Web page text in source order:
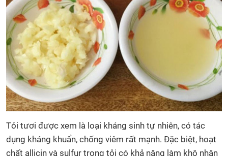
Tỏi tươi được xem là loại kháng sinh tự nhiên, có tác
dụng kháng khuẩn, chống viêm rất mạnh. Đặc biệt, hoạt
chất allicin và sulfur trong tỏi có khả năng làm khô nhân